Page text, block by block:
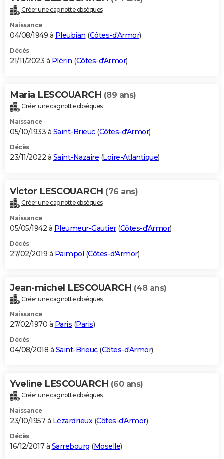
DICTIONNAIRE
Dictionnaire
Biographies
Citations
Expressions
Proverbes
PROGRAMME TV
S'inscrire
Se connecter
Lycées
Collèges
Primaires
Universités
Entreprises
Service militaire
Avis de recherche
AVIS DE DÉCÈS
Bricolage
Lifestyle
Culture
Sport
Auto
Television
Voyage
Cinema
Créer une cagnotte obsèques
Naissance
04/08/1949 à Pleubian (Côtes-d'Armor)
Décès
21/11/2023 à Plérin (Côtes-d'Armor)
Maria LESCOUARCH (89 ans)
Créer une cagnotte obsèques
Naissance
05/10/1933 à Saint-Brieuc(Côtes-d'Armor)
Décès
23/11/2022 à Saint-Nazaire (Loire-Atlantique)
Victor LESCOUARCH (76 ans)
Créer une cagnotte obsèques
Naissance
05/05/1942 à Pleumeur-Gautier(Côtes-d'Armor)
Décès
27/02/2019 à Paimpol (Côtes-d'Armor)
Jean-michel LESCOUARCH (48 ans)
Créer une cagnotte obsèques
Naissance
27/02/1970 à Paris (Paris)
Décès
04/08/2018 à Saint-Brieuc(Côtes-d'Armor)
Yveline LESCOUARCH (60 ans)
Créer une cagnotte obsèques
Naissance
23/10/1957 à Lézardrieux(Côtes-d'Armor)
Décès
16/12/2017 à Sarrebourg (Moselle)